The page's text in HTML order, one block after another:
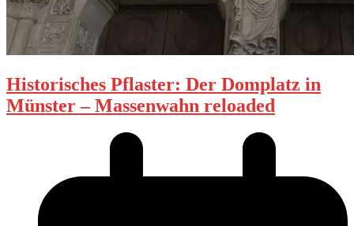
Historisches Pflaster: Der Domplatz in
Münster – Massenwahn reloaded